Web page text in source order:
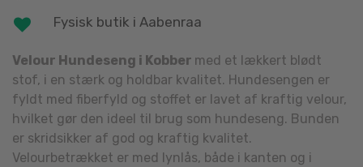
Fysisk butik i Aabenraa
Velour Hundeseng i Kobber med et lækkert blødt
stof, i en stærk og holdbar kvalitet. Hundesengen er
fyldt med fiberfyld og stoffet er lavet af kraftig velour,
hvilket gør den ideel til brug som hundeseng. Bunden
er skridsikker af god og kraftig kvalitet.
Velourbetrækket er med lynlås, både i kanten og i